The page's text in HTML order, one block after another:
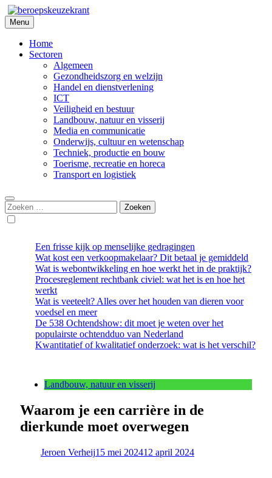
Skip
to
content
Beroepskeuzekrant
Menu
Home
Sectoren
Algemeen
Gezondheidszorg en welzijn
Handel en dienstverlening
ICT
Veiligheid en bestuur
Landbouw, natuur en visserij
Media en communicatie
Onderwijs, cultuur en wetenschap
Techniek, productie en bouw
Toerisme, recreatie en horeca
Transport en logistiek
Zoeken
naar:
Een frisse kijk op menselijke gedragingen
Wat kost een verkoopmakelaar? Dit betaal je gemiddeld
Wat is webontwikkeling en hoe werkt het in de praktijk?
Procesreglement rechtbank civiel: wat het is en hoe het
werkt
Wat is veeteelt? Alles over het houden van dieren voor
voedsel en meer
De 538 Ochtendshow: dit moet je weten over het
populairste ochtendduo van Nederland
Kwantitatief of kwalitatief onderzoek: wat is het verschil?
Landbouw, natuur en visserij
Waarom je een carrière in de
dierkunde moet overwegen
Jeroen Verheij15 mei 202412 april 2024